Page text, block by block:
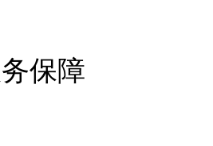
保障